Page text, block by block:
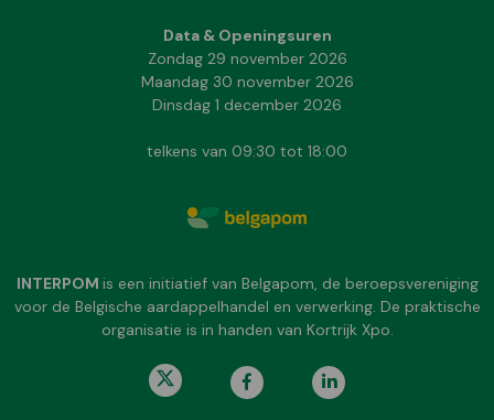
Data & Openingsuren
Zondag 29 november 2026
Maandag 30 november 2026
Dinsdag 1 december 2026
telkens van 09:30 tot 18:00
INTERPOM is een initiatief van Belgapom, de beroepsvereniging
voor de Belgische aardappelhandel en verwerking. De praktische
organisatie is in handen van Kortrijk Xpo.